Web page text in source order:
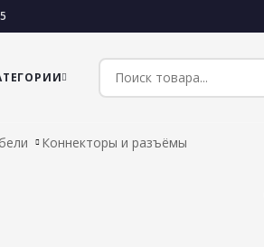
Коннекторы и разъёмы